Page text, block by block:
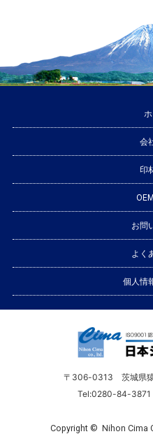
会
印
お問
よく
個人情
〒306-0313 茨城県
Tel:0280-84-
Copyright © Nihon Cima